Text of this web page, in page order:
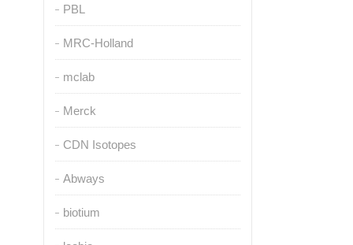
PBL
MRC-Holland
mclab
Merck
CDN Isotopes
Abways
biotium